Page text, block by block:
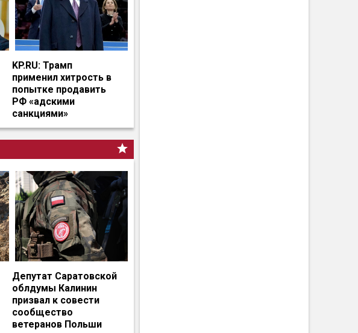
KP.RU: Трамп
применил хитрость в
попытке продавить
РФ «адскими
санкциями»
Депутат Саратовской
облдумы Калинин
призвал к совести
сообщество
ветеранов Польши